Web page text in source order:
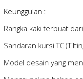
Keunggulan :
Rangka kaki terbuat
Sandaran kursi TC
Model desain yang